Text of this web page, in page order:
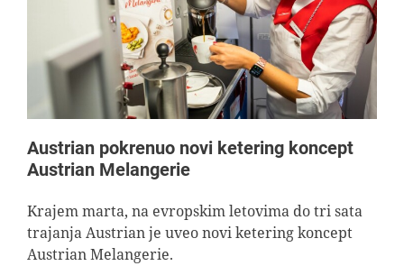
Austrian pokrenuo novi ketering koncept
Austrian Melangerie
Krajem marta, na evropskim letovima do tri sata
trajanja Austrian je uveo novi ketering koncept
Austrian Melangerie.